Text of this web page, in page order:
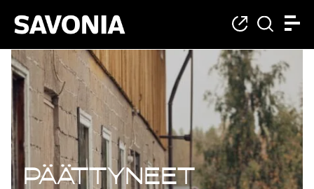
Päättyneet
Päättyneet